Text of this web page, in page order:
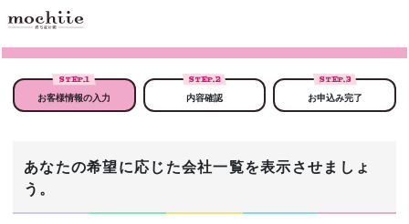
STEP.1
お客様情報の入力
STEP.2
内容確認
STEP.3
お申込み完了
あなたの希望に応じた会社一覧を表示させましょ
う。